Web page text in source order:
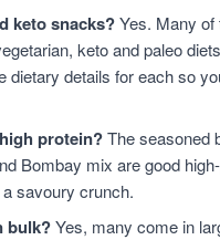
keto snacks?Yes. Many of
keto and paleo
dietary details for each so
protein?The seasoned
Bombay mix are good
savoury crunch.
bulk?Yes, many come in